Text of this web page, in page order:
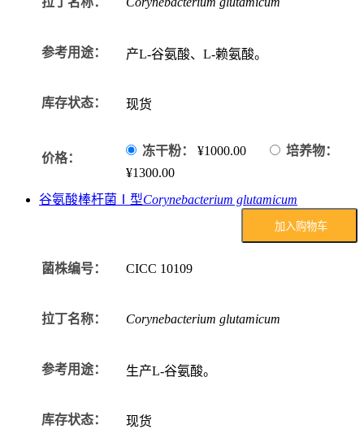
参考用途： 产L-谷氨酸、L-赖氨酸。
库存状态： 现货
价格：
冻干粉： ¥1000.00
培养物：
¥1300.00
谷氨酸棒杆菌Ⅰ型Corynebacterium glutamicum
加入购物车
菌株编号： CICC 10109
拉丁名称： Corynebacterium glutamicum
参考用途： 生产L-谷氨酸。
库存状态： 现货